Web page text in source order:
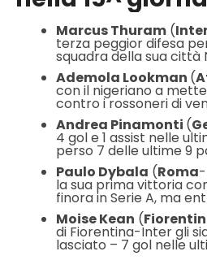
Marcus Thuram(
terza peggior difesa
squadra della sua città
Ademola Lookman (
con il nigeriano a
contro i rossoneri di
Andrea Pinamonti (
4 gol e 1 assist nelle
perso 7 delle ultime 9
Paulo Dybala (Roma
la sua prima vittoria
finora in Serie A, ma
Moise Kean (
di Fiorentina-Inter gli
lasciato – 7 gol nelle